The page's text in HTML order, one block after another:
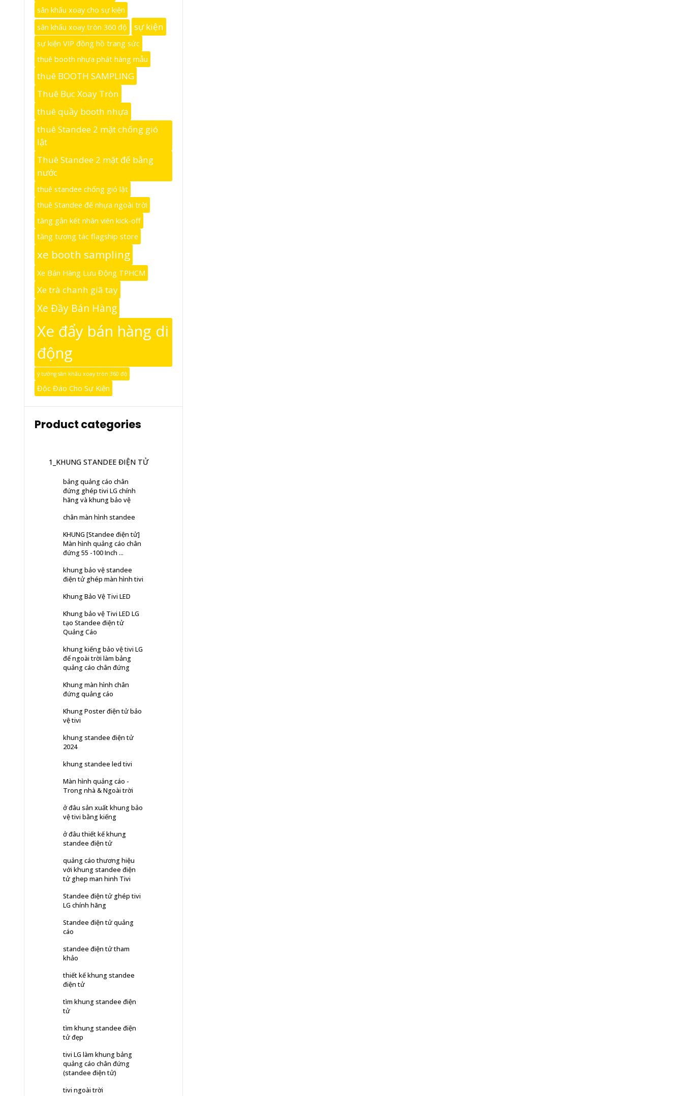
sân khấu xoay cho sự kiện
sân khấu xoay tròn 360 độ
sự kiện
sự kiện VIP đồng hồ trang sức
thuê booth nhựa phát hàng mẫu
thuê BOOTH SAMPLING
Thuê Bục Xoay Tròn
thuê quầy booth nhựa
thuê Standee 2 mặt chống gió
lật
Thuê Standee 2 mặt đế bằng
nước
thuê standee chống gió lật
thuê Standee đế nhựa ngoài trời
tăng gắn kết nhân viên kick-off
tăng tương tác flagship store
xe booth sampling
Xe Bán Hàng Lưu Động TPHCM
Xe trà chanh giã tay
Xe Đầy Bán Hàng
Xe đẩy bán hàng di
động
ý tưởng sân khấu xoay tròn 360 độ
Độc Đáo Cho Sự Kiện
Product categories
1_KHUNG STANDEE ĐIỆN TỬ
bảng quảng cáo chân
đứng ghép tivi LG chính
hãng và khung bảo vệ
chân màn hình standee
KHUNG [Standee điện tử]
Màn hình quảng cáo chân
đứng 55 -100 Inch ...
khung bảo vệ standee
điện tử ghép màn hình tivi
Khung Bảo Vệ Tivi LED
Khung bảo vệ Tivi LED LG
tạo Standee điện tử
Quảng Cáo
khung kiếng bảo vệ tivi LG
để ngoài trời làm bảng
quảng cáo chân đứng
Khung màn hình chân
đứng quảng cáo
Khung Poster điện tử bảo
vệ tivi
khung standee điện tử
2024
khung standee led tivi
Màn hình quảng cáo -
Trong nhà & Ngoài trời
ở đâu sản xuất khung bảo
vệ tivi bằng kiếng
ở đâu thiết kế khung
standee điện tử
quảng cáo thương hiệu
với khung standee điện
tử ghep man hinh Tivi
Standee điện tử ghép tivi
LG chính hãng
Standee điện tử quảng
cáo
standee điện tử tham
khảo
thiết kế khung standee
điện tử
tìm khung standee điện
tử
tìm khung standee điện
tử đẹp
tivi LG làm khung bảng
quảng cáo chân đứng
(standee điện tử)
tivi ngoài trời